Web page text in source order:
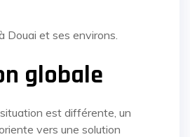
Douai et ses environs.
globale
est différente, un
vers une solution